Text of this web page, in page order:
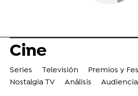
Cine
Series Televisión Premios y
Nostalgia TV
Análisis